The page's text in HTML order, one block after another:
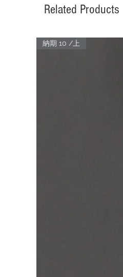
Related Products
納期 10 /上